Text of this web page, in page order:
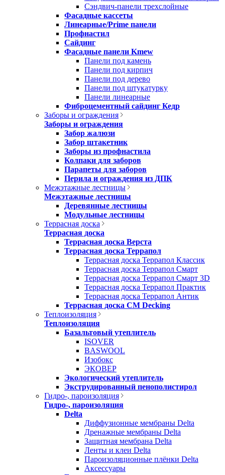
Сэндвич-панели трехслойные
Фасадные кассеты
Линеарные/Prime панели
Профнастил
Сайдинг
Фасадные панели Kmew
Панели под камень
Панели под кирпич
Панели под дерево
Панели под штукатурку
Панели линеарные
Фиброцементный сайдинг Кедр
Заборы и ограждения
Заборы и ограждения
Забор жалюзи
Забор штакетник
Заборы из профнастила
Колпаки для заборов
Парапеты для заборов
Перила и ограждения из ДПК
Межэтажные лестницы
Межэтажные лестницы
Деревянные лестницы
Модульные лестницы
Террасная доска
Террасная доска
Террасная доска Верста
Террасная доска Террапол
Террасная доска Террапол Классик
Террасная доска Террапол Смарт
Террасная доска Террапол Смарт 3D
Террасная доска Террапол Практик
Террасная доска Террапол Антик
Террасная доска CM Decking
Теплоизоляция
Теплоизоляция
Базальтовый утеплитель
ISOVER
BASWOOL
Изобокс
ЭКОВЕР
Экологический утеплитель
Экструдированный пенополистирол
Гидро-, пароизоляция
Гидро-, пароизоляция
Delta
Диффузионные мембраны Delta
Дренажные мембраны Delta
Защитная мембрана Delta
Ленты и клеи Delta
Пароизоляционные плёнки Delta
Аксессуары